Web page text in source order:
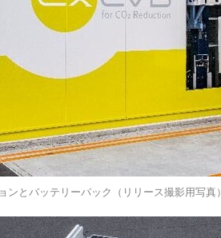
ンとバッテリーパック（リリース撮影用写真）